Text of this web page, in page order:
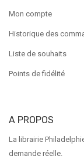
Mon compte
Historique des
Liste de souhaits
Points de fidélité
A PROPOS
La librairie
demande réelle.